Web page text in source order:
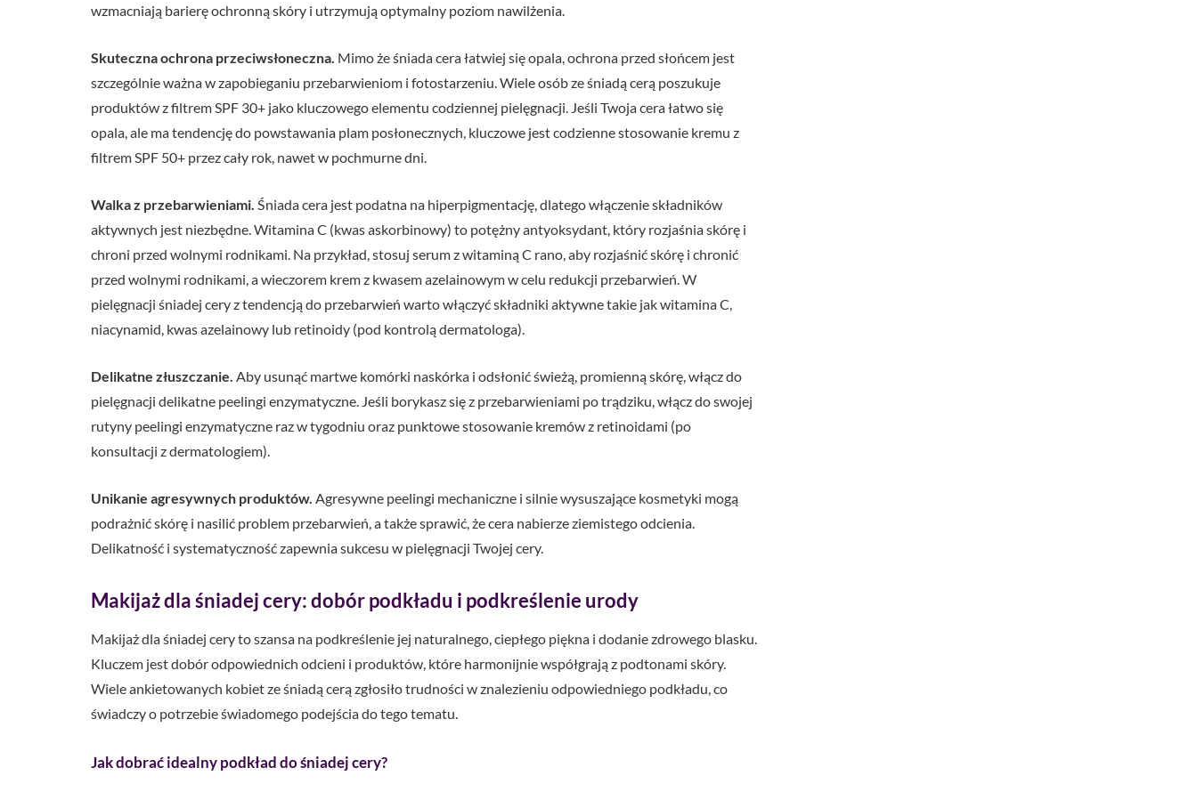
wzmacniają barierę ochronną skóry i utrzymują optymalny poziom nawilżenia.
Skuteczna ochrona przeciwsłoneczna. Mimo że śniada cera łatwiej się opala, ochrona przed słońcem jest
szczególnie ważna w zapobieganiu przebarwieniom i fotostarzeniu. Wiele osób ze śniadą cerą poszukuje
produktów z filtrem SPF 30+ jako kluczowego elementu codziennej pielęgnacji. Jeśli Twoja cera łatwo się
opala, ale ma tendencję do powstawania plam posłonecznych, kluczowe jest codzienne stosowanie kremu z
filtrem SPF 50+ przez cały rok, nawet w pochmurne dni.
Walka z przebarwieniami. Śniada cera jest podatna na hiperpigmentację, dlatego włączenie składników
aktywnych jest niezbędne. Witamina C (kwas askorbinowy) to potężny antyoksydant, który rozjaśnia skórę i
chroni przed wolnymi rodnikami. Na przykład, stosuj serum z witaminą C rano, aby rozjaśnić skórę i chronić
przed wolnymi rodnikami, a wieczorem krem z kwasem azelainowym w celu redukcji przebarwień. W
pielęgnacji śniadej cery z tendencją do przebarwień warto włączyć składniki aktywne takie jak witamina C,
niacynamid, kwas azelainowy lub retinoidy (pod kontrolą dermatologa).
Delikatne złuszczanie. Aby usunąć martwe komórki naskórka i odsłonić świeżą, promienną skórę, włącz do
pielęgnacji delikatne peelingi enzymatyczne. Jeśli borykasz się z przebarwieniami po trądziku, włącz do swojej
rutyny peelingi enzymatyczne raz w tygodniu oraz punktowe stosowanie kremów z retinoidami (po
konsultacji z dermatologiem).
Unikanie agresywnych produktów. Agresywne peelingi mechaniczne i silnie wysuszające kosmetyki mogą
podrażnić skórę i nasilić problem przebarwień, a także sprawić, że cera nabierze ziemistego odcienia.
Delikatność i systematyczność zapewnia sukcesu w pielęgnacji Twojej cery.
Makijaż dla śniadej cery: dobór podkładu i podkreślenie urody
Makijaż dla śniadej cery to szansa na podkreślenie jej naturalnego, ciepłego piękna i dodanie zdrowego blasku.
Kluczem jest dobór odpowiednich odcieni i produktów, które harmonijnie współgrają z podtonami skóry.
Wiele ankietowanych kobiet ze śniadą cerą zgłosiło trudności w znalezieniu odpowiedniego podkładu, co
świadczy o potrzebie świadomego podejścia do tego tematu.
Jak dobrać idealny podkład do śniadej cery?